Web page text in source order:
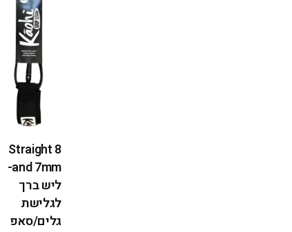
Straight 8
and 7mm-
ליש ברך
לגלישת
גלים/סאפ